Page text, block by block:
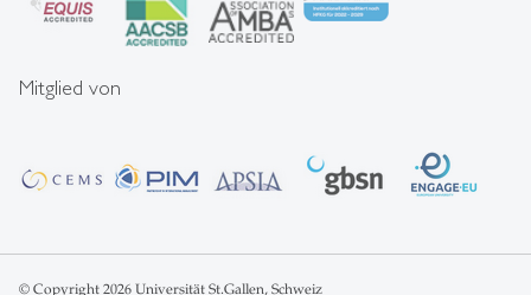
Mitglied von
© Copyright 2026 Universität St.Gallen, Schweiz